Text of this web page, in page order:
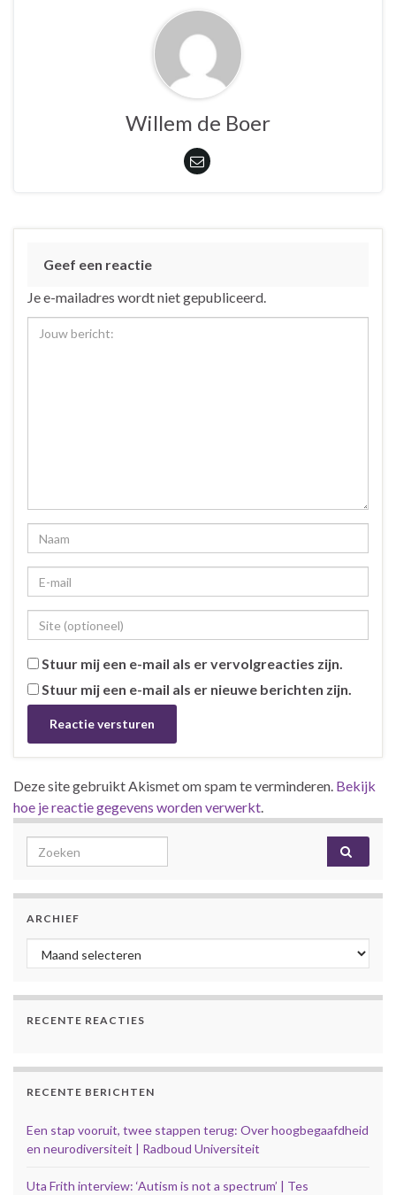
Willem de Boer
Geef een reactie
Je e-mailadres wordt niet gepubliceerd.
Stuur mij een e-mail als er vervolgreacties zijn.
Stuur mij een e-mail als er nieuwe berichten zijn.
Deze site gebruikt Akismet om spam te verminderen. Bekijk
hoe je reactie gegevens worden verwerkt.
Search for:
ARCHIEF
Archief
RECENTE REACTIES
RECENTE BERICHTEN
Een stap vooruit, twee stappen terug: Over hoogbegaafdheid
en neurodiversiteit | Radboud Universiteit
Uta Frith interview: ‘Autism is not a spectrum’ | Tes